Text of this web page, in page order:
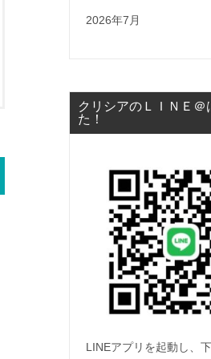
2026年7月
クリシアのＬＩＮＥ＠
た！
LINEアプリを起動し、